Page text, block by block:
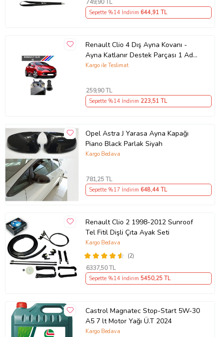
749,90 TL
Sepette %14 İndirim 644,91 TL
Renault Clio 4 Dış Ayna Kovanı -
Ayna Katlanır Destek Parçası 1 Adet
490307706 M3625
Kargo ile Teslimat
259,90 TL
Sepette %14 İndirim 223,51 TL
Opel Astra J Yarasa Ayna Kapağı
Piano Black Parlak Siyah
Kargo Bedava
781,25 TL
Sepette %17 İndirim 648,44 TL
Renault Clio 2 1998-2012 Sunroof
Tel Fitil Dişli Çıta Ayak Seti
(2)
Kargo Bedava
6337,50 TL
Sepette %14 İndirim 5450,25 TL
Castrol Magnatec Stop-Start 5W-30
A5 7 lt Motor Yağı Ü.T 2024
Kargo Bedava